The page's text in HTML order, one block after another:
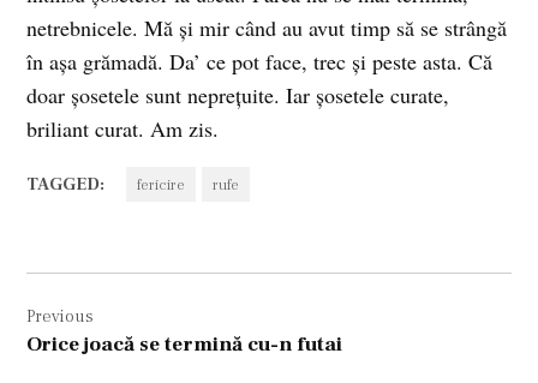
netrebnicele. Mă şi mir când au avut timp să se strângă
în aşa grămadă. Da’ ce pot face, trec şi peste asta. Că
doar şosetele sunt nepreţuite. Iar şosetele curate,
briliant curat. Am zis.
TAGGED: fericire rufe
în
articole
Previous
Orice joacă se termină cu-n futai